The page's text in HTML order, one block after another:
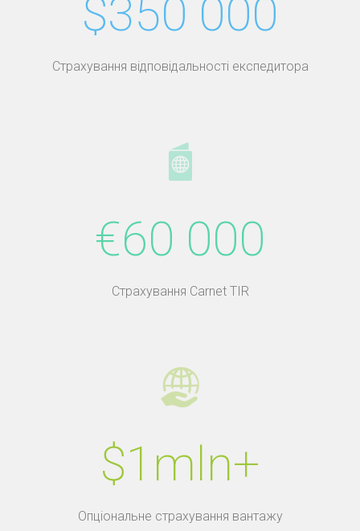
$350 000
Страхування відповідальності експедитора
€60 000
Страхування Carnet TIR
$1mln+
Опціональне страхування вантажу